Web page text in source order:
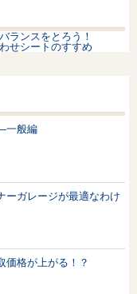
ランスをとろう！
せシートのすすめ
一般編
ーガレージが最適なわけ
価格が上がる！？